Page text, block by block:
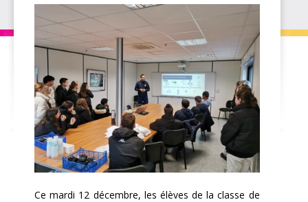
Ce mardi 12 décembre, les élèves de la classe de